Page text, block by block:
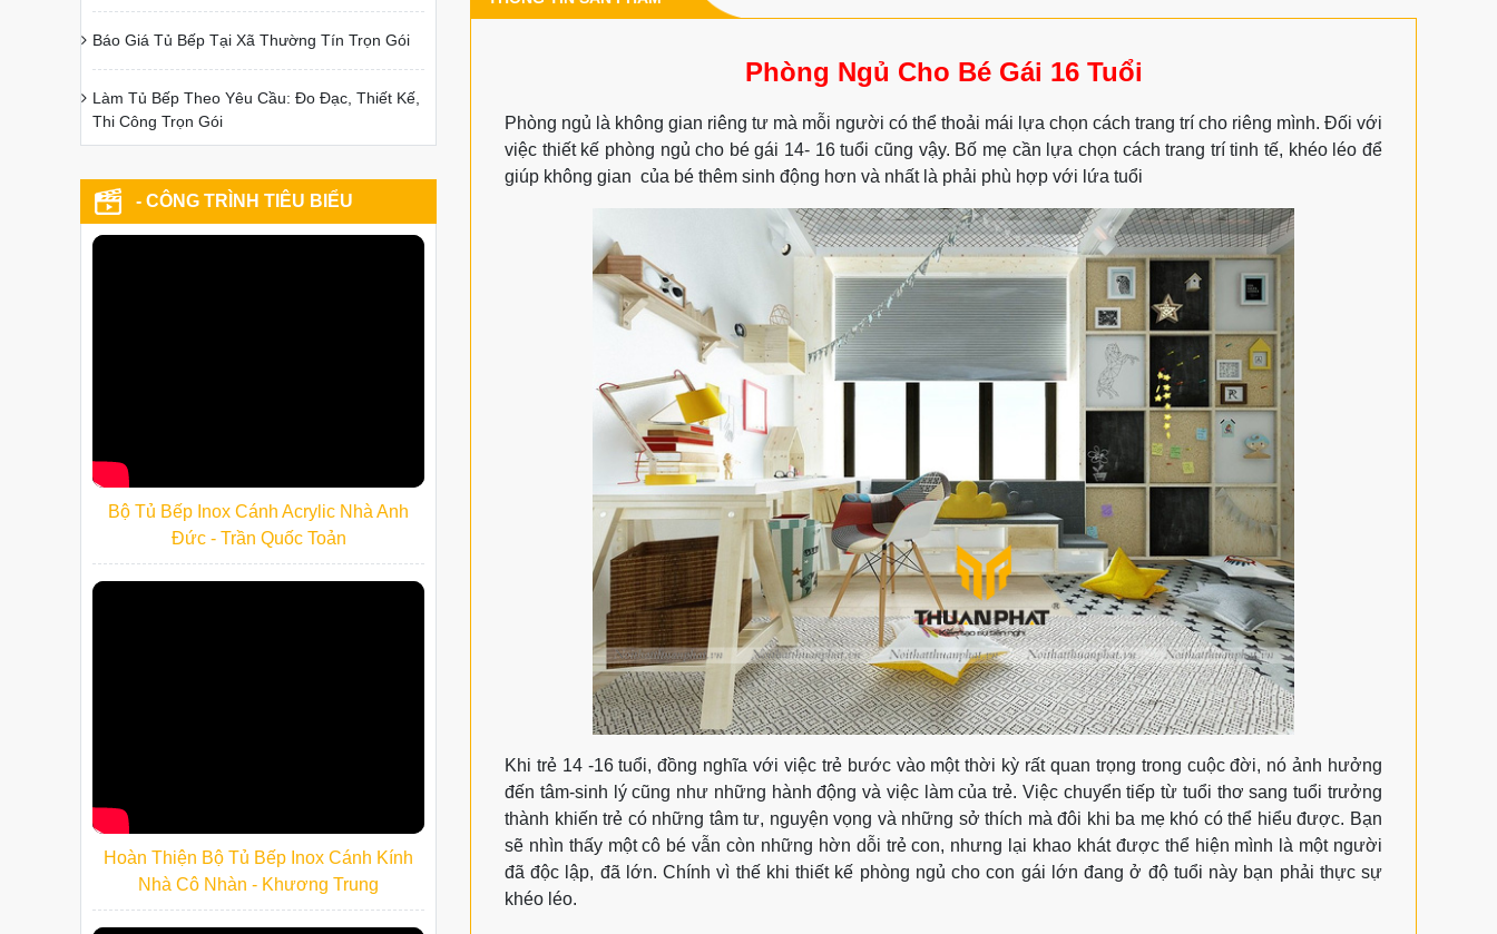
Phòng Ngủ Cho Bé Gái 16 Tuổi
Phòng ngủ là không gian riêng tư mà mỗi người có thể thoải mái lựa chọn cách trang trí cho riêng mình. Đối với
việc thiết kế phòng ngủ cho bé gái 14- 16 tuổi cũng vậy. Bố mẹ cần lựa chọn cách trang trí tinh tế, khéo léo để
giúp không gian của bé thêm sinh động hơn và nhất là phải phù hợp với lứa tuổi
Khi trẻ 14 -16 tuổi, đồng nghĩa với việc trẻ bước vào một thời kỳ rất quan trọng trong cuộc đời, nó ảnh hưởng
đến tâm-sinh lý cũng như những hành động và việc làm của trẻ. Việc chuyển tiếp từ tuổi thơ sang tuổi trưởng
thành khiến trẻ có những tâm tư, nguyện vọng và những sở thích mà đôi khi ba mẹ khó có thể hiểu được. Bạn
sẽ nhìn thấy một cô bé vẫn còn những hờn dỗi trẻ con, nhưng lại khao khát được thể hiện mình là một người
đã độc lập, đã lớn. Chính vì thế khi thiết kế phòng ngủ cho con gái lớn đang ở độ tuổi này bạn phải thực sự
khéo léo.
Báo Giá Tủ Bếp Tại Xã Thường Tín Trọn Gói
Làm Tủ Bếp Theo Yêu Cầu: Đo Đạc, Thiết Kế,
Thi Công Trọn Gói
- CÔNG TRÌNH TIÊU BIỂU
Bộ Tủ Bếp Inox Cánh Acrylic Nhà Anh
Đức - Trần Quốc Toản
Hoàn Thiện Bộ Tủ Bếp Inox Cánh Kính
Nhà Cô Nhàn - Khương Trung